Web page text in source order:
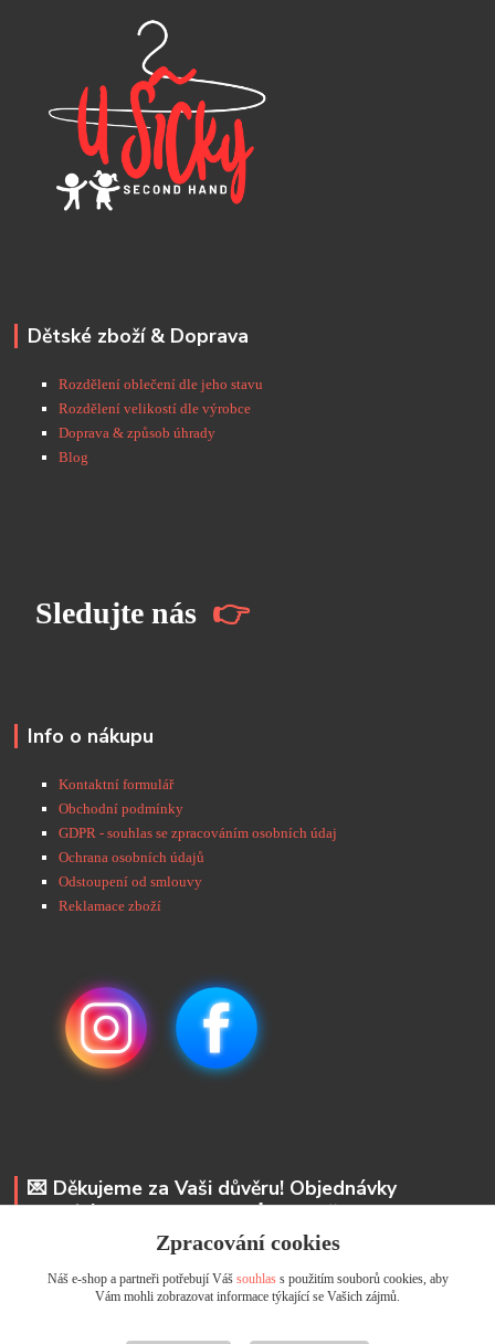
Dětské zboží & Doprava
Rozdělení oblečení dle jeho stavu
Rozdělení velikostí dle výrobce
Doprava & způsob úhrady
Blog
Sledujte nás 👉
Info o nákupu
Kontaktní formulář
Obchodní podmínky
GDPR - souhlas se zpracováním osobních údaj
Ochrana osobních údajů
Odstoupení od smlouvy
Reklamace zboží
💌 Děkujeme za Vaši důvěru! Objednávky
odesíláme do 48 hodin. 📩 Na vaše e-maily
odpovíme do 24 hodin.
Andrea Kyselová DiS.
+ 420 737 352 681
Zpracování cookies
Náš e-shop a partneři potřebují Váš souhlass použitím souborů cookies, aby
Vám mohli zobrazovat informace týkající se Vašich zájmů.